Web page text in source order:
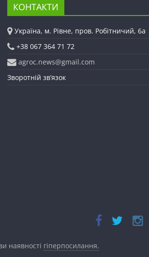
КОНТАКТИ
Україна, м. Рівне, пров. Робітничий, 6а
+38 067 364 71 72
agroc.news@gmail.com
Зворотній зв’язок
наявності гіперпосилання.